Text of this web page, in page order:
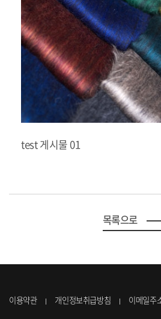
test 게시물 01
목록으로
이용약관 개인정보취급방침
이메일주